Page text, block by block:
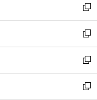
く
で
開
く
ド
ウ
で
開
く
ィ
ン
ド
ウ
で
開
く
い
ウ
ィ
ン
ド
ウ
で
新
し
い
ウ
ィ
ン
ド
新
し
い
ウ
ィ
新
し
い
新